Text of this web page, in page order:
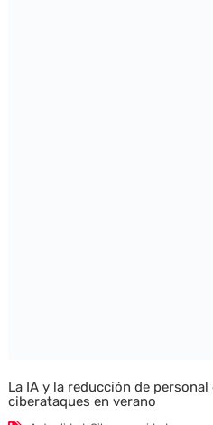
La IA y la reducción de
ciberataques en verano